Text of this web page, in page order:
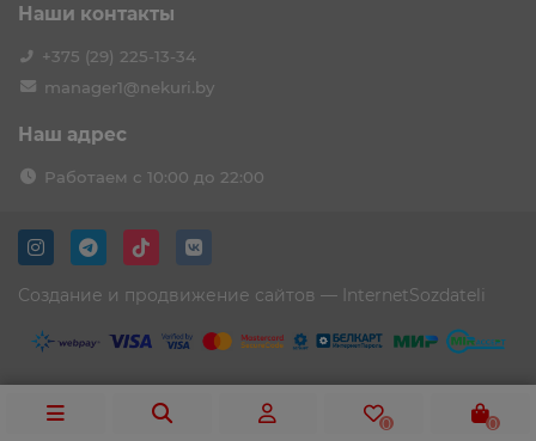
Наши контакты
+375 (29) 225-13-34
manager1@nekuri.by
Наш адрес
Работаем с 10:00 до 22:00
Создание и продвижение сайтов — InternetSozdateli
0
0